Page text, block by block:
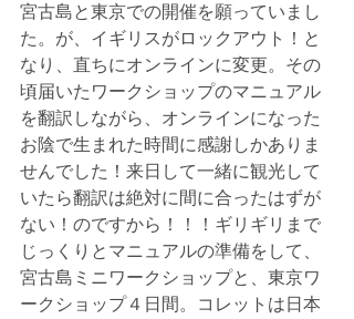
宮古島と東京での開催を願っていまし
た。が、イギリスがロックアウト！と
なり、直ちにオンラインに変更。その
頃届いたワークショップのマニュアル
を翻訳しながら、オンラインになった
お陰で生まれた時間に感謝しかありま
せんでした！来日して一緒に観光して
いたら翻訳は絶対に間に合ったはずが
ない！のですから！！！ギリギリまで
じっくりとマニュアルの準備をして、
宮古島ミニワークショップと、東京ワ
ークショップ４日間。コレットは日本